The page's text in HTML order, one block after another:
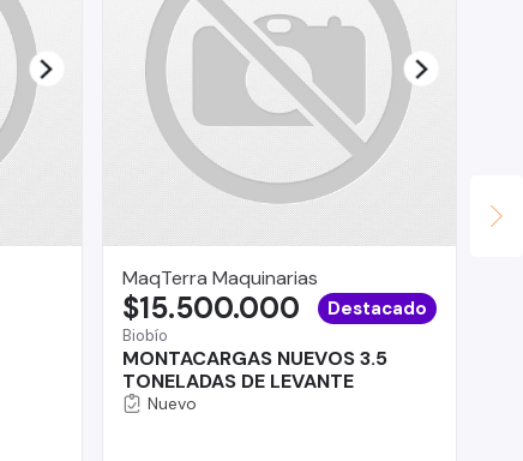
MaqTerra Maquinarias
Biobío
MONTACARGAS NUEVOS 3.5
TONELADAS DE LEVANTE
$15.500.000 Destacado
Nuevo